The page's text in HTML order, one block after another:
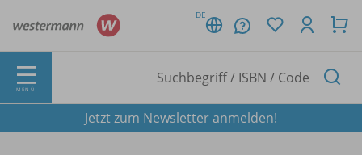
DE
MENÜ
Jetzt zum Newsletter anmelden!